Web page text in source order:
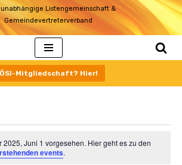
Listengemeinschaft &
Gemeindevertreterverband
ÖSI-Mitgliedschaft? Hier!
2025, Juni 1 vorgesehen. Hier geht es zu den
events.